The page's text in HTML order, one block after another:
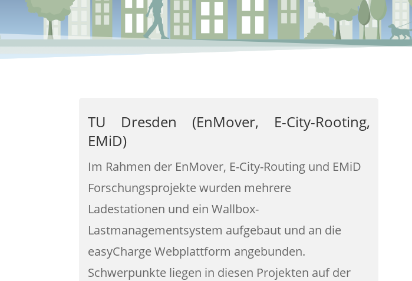
TU Dresden (EnMover, E-City-Rooting,
EMiD)
Im Rahmen der EnMover, E-City-Routing und EMiD
Forschungsprojekte wurden mehrere
Ladestationen und ein Wallbox-
Lastmanagementsystem aufgebaut und an die
easyCharge Webplattform angebunden.
Schwerpunkte liegen in diesen Projekten auf der